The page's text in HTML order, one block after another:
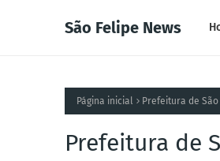
São Felipe News
Página inicial Prefeitura de
Prefeitura de